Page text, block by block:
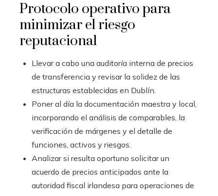
Protocolo operativo para
minimizar el riesgo
reputacional
Llevar a cabo una auditoría interna de precios
de transferencia y revisar la solidez de las
estructuras establecidas en Dublín.
Poner al día la documentación maestra y local,
incorporando el análisis de comparables, la
verificación de márgenes y el detalle de
funciones, activos y riesgos.
Analizar si resulta oportuno solicitar un
acuerdo de precios anticipados ante la
autoridad fiscal irlandesa para operaciones de